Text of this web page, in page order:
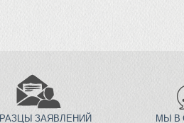
ЗАЯВЛЕНИЙ МЫ В